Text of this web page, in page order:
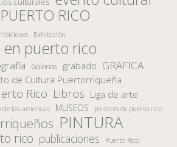
RICO
Exhibición
puerto rico
Galerias grabado GRAFICA
de Cultura Puertorriqueña
Rico Libros Liga de arte
de las americas MUSEOS pintores de puerto rico
PINTURA
rico publicaciones Puerto Rico